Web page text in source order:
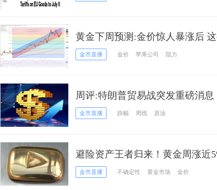
黄金下周预测:金价惊人暴涨后
FXStreet分析师金价技术分析
金市直播 金价 苹果公司 阻力
周评:特朗普贸易战突发重磅消
暴涨 传以色列准备袭击伊朗核设
金市直播 跌幅 周线 原油
避险资产王者归来！黄金周涨近
下周紧盯这一关键阻力位！
金市直播 不确定性 黄金市场 金价